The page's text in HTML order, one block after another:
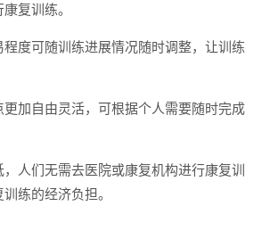
复训练。
度可随训练进展情况随时调整，让训练
加自由灵活，可根据个人需要随时完成
人们无需去医院或康复机构进行康复训
练的经济负担。